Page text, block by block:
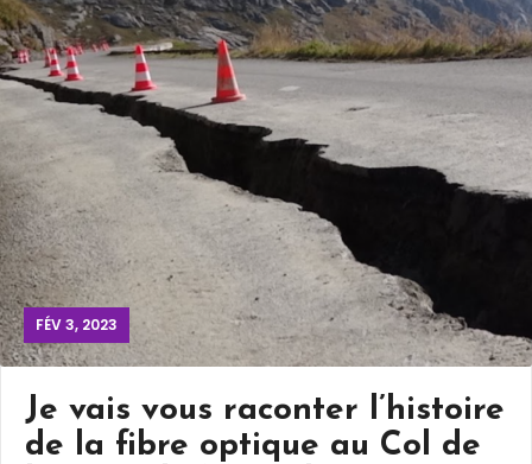
FÉV 3, 2023
Je vais vous raconter l’histoire
de la fibre optique au Col de